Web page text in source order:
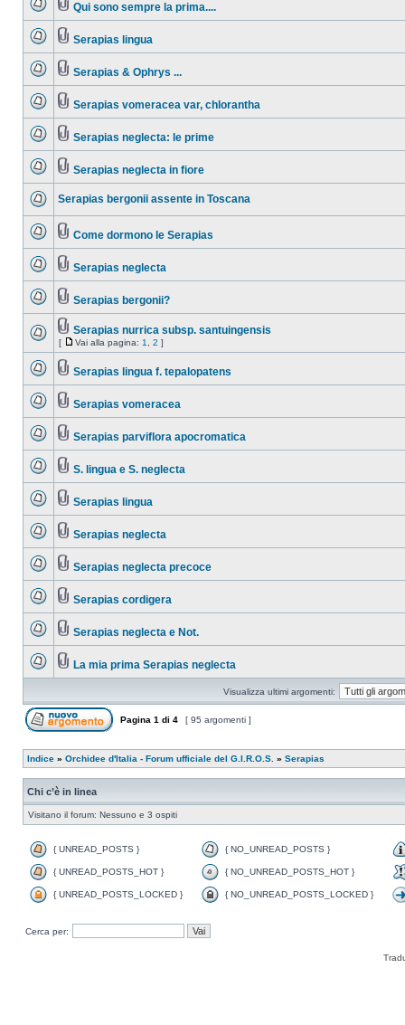
Qui sono sempre la prima....
Serapias lingua
Serapias & Ophrys ...
Serapias vomeracea var, chlorantha
Serapias neglecta: le prime
Serapias neglecta in fiore
Serapias bergonii assente in Toscana
Come dormono le Serapias
Serapias neglecta
Serapias bergonii?
Serapias nurrica subsp. santuingensis
[ Vai alla pagina: 1 2 ]
Serapias lingua f. tepalopatens
Serapias vomeracea
Serapias parviflora apocromatica
S. lingua e S. neglecta
Serapias lingua
Serapias neglecta
Serapias neglecta precoce
Serapias cordigera
Serapias neglecta e Not.
La mia prima Serapias neglecta
Visualizza ultimi argomenti:
Pagina 1 di 4 [ 95 argomenti ]
Indice » Orchidee d'Italia - Forum ufficiale del G.I.R.O.S. » Serapias
Chi c’è in linea
Visitano il forum: Nessuno e 3 ospiti
{ UNREAD_POSTS } { NO_UNREAD_POSTS }
{ UNREAD_POSTS_HOT } { NO_UNREAD_POSTS_HOT }
{ UNREAD_POSTS_LOCKED } { NO_UNREAD_POSTS_LOCKED }
Cerca per: